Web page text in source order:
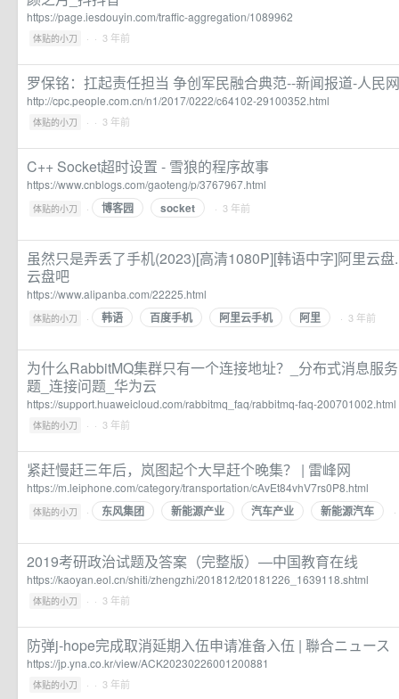
https://page.iesdouyin.com/traffic-aggregation/1089962
体贴的小刀 · · 3 年前
罗保铭：扛起责任担当 争创军民融合典范--新闻报道-人民网
http://cpc.people.com.cn/n1/2017/0222/c64102-29100352.html
体贴的小刀 · · 3 年前
C++ Socket超时设置 - 雪狼的程序故事
https://www.cnblogs.com/gaoteng/p/3767967.html
体贴的小刀 · 博客园 socket · 3 年前
虽然只是弄丢了手机(2023)[高清1080P][韩语中字]阿里云
云盘吧
https://www.alipanba.com/22225.html
体贴的小刀 · 韩语 百度手机 阿里云手机 阿里 · 3 年前
为什么RabbitMQ集群只有一个连接地址？_分布式消息服
题_连接问题_华为云
https://support.huaweicloud.com/rabbitmq_faq/rabbitmq-faq-200701002.html
体贴的小刀 · · 3 年前
紧赶慢赶三年后，岚图起个大早赶个晚集？ | 雷峰网
https://m.leiphone.com/category/transportation/cAvEt84vhV7rs0P8.html
体贴的小刀 · 东风集团 新能源产业 汽车产业 新能源汽车
2019考研政治试题及答案（完整版）—中国教育在线
https://kaoyan.eol.cn/shiti/zhengzhi/201812/t20181226_1639118.shtml
体贴的小刀 · · 3 年前
防弹j-hope完成取消延期入伍申请准备入伍 | 聯合ニュース
https://jp.yna.co.kr/view/ACK20230226001200881
体贴的小刀 · · 3 年前